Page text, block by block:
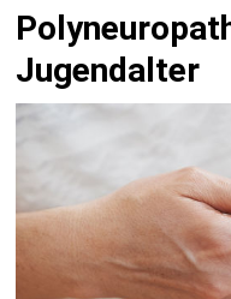
Jugendalter